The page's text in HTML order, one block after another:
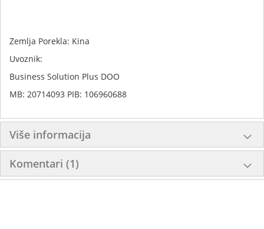
Zemlja Porekla: Kina
Uvoznik:
Business Solution Plus DOO
MB: 20714093 PIB: 106960688
Više informacija
Komentari 1